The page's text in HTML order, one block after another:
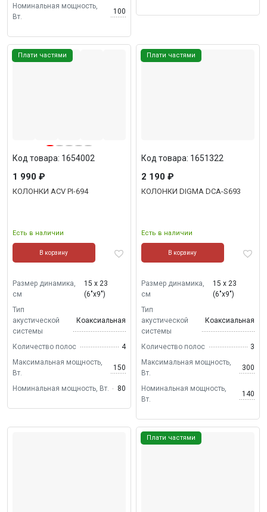
Номинальная мощность,
Вт.
100
Плати частями
КОЛОНКИ ACV PI-694
Есть в наличии
Код товара: 1654002
1 990 ₽
В корзину
Размер динамика,
см
15 х 23
(6"х9")
Тип
акустической
системы
Коаксиальная
Количество полос
4
Максимальная мощность,
Вт.
150
Номинальная мощность, Вт. 80
Плати частями
КОЛОНКИ DIGMA DCA-S693
Есть в наличии
Код товара: 1651322
2 190 ₽
В корзину
Размер динамика,
см
15 х 23
(6"х9")
Тип
акустической
системы
Коаксиальная
Количество полос
3
Максимальная мощность,
Вт.
300
Номинальная мощность,
Вт.
140
Плати частями